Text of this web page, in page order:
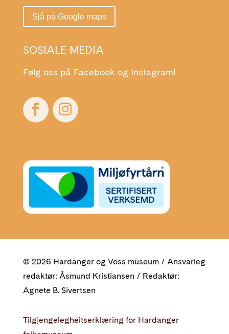
Sjå på Google maps
SOSIALE MEDIA
Følg oss på Facebook og Instagram!
© 2026 Hardanger og Voss museum / Ansvarleg
redaktør: Åsmund Kristiansen / Redaktør:
Agnete B. Sivertsen
Tilgjengelegheitserklæring for Hardanger